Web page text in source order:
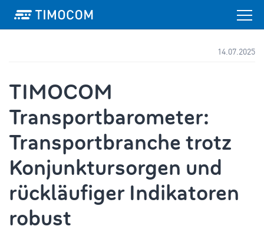
14.07.2025
TIMOCOM
Transportbarometer:
Transportbranche trotz
Konjunktursorgen und
rückläufiger Indikatoren
robust